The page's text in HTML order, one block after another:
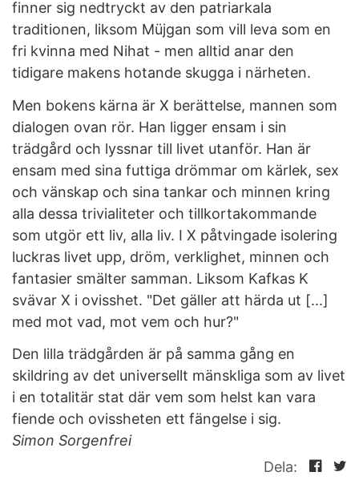
finner sig nedtryckt av den patriarkala
traditionen, liksom Müjgan som vill leva som en
fri kvinna med Nihat - men alltid anar den
tidigare makens hotande skugga i närheten.
Men bokens kärna är X berättelse, mannen som
dialogen ovan rör. Han ligger ensam i sin
trädgård och lyssnar till livet utanför. Han är
ensam med sina futtiga drömmar om kärlek, sex
och vänskap och sina tankar och minnen kring
alla dessa trivialiteter och tillkortakommande
som utgör ett liv, alla liv. I X påtvingade isolering
luckras livet upp, dröm, verklighet, minnen och
fantasier smälter samman. Liksom Kafkas K
svävar X i ovisshet. "Det gäller att härda ut [...]
med mot vad, mot vem och hur?"
Den lilla trädgården är på samma gång en
skildring av det universellt mänskliga som av livet
i en totalitär stat där vem som helst kan vara
fiende och ovissheten ett fängelse i sig.
Simon Sorgenfrei
Dela: